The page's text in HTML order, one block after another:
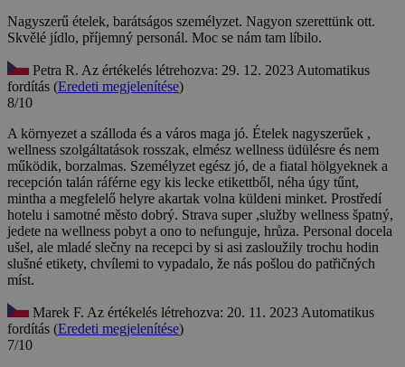
Nagyszerű ételek, barátságos személyzet. Nagyon szerettünk ott.
Skvělé jídlo, příjemný personál. Moc se nám tam líbilo.
Petra R. Az értékelés létrehozva: 29. 12. 2023Automatikus
fordítás (Eredeti megjelenítése)
8/10
A környezet a szálloda és a város maga jó. Ételek nagyszerűek ,
wellness szolgáltatások rosszak, elmész wellness üdülésre és nem
működik, borzalmas. Személyzet egész jó, de a fiatal hölgyeknek a
recepción talán ráférne egy kis lecke etikettből, néha úgy tűnt,
mintha a megfelelő helyre akartak volna küldeni minket. Prostředí
hotelu i samotné město dobrý. Strava super ,služby wellness špatný,
jedete na wellness pobyt a ono to nefunguje, hrůza. Personal docela
ušel, ale mladé slečny na recepci by si asi zasloužily trochu hodin
slušné etikety, chvílemi to vypadalo, že nás pošlou do patřičných
míst.
Marek F. Az értékelés létrehozva: 20. 11. 2023Automatikus
fordítás (Eredeti megjelenítése)
7/10